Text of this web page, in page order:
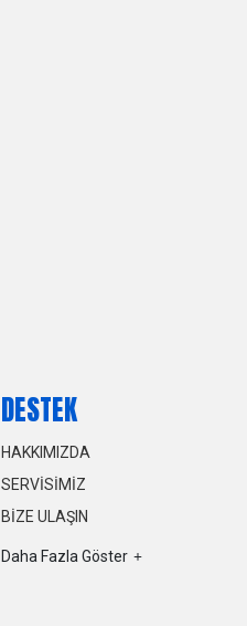
DESTEK
HAKKIMIZDA
SERVISIMIZ
BIZE ULAŞIN
Daha Fazla Göster